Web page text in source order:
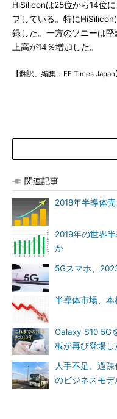
HiSiliconは25位から14位
プしている。特に
録した。一方のソニーは
上高が14％増加した。
【翻訳、編集：EE Times Japan
関連記事
2018年半導体
2019年の世界
か
5Gスマホ、
半導体市場、
Galaxy S10
板が再び登場し
人手不足、過
のビジネスモデ